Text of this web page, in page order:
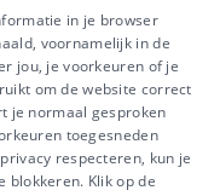
044
in je browser
voornamelijk in de
jou, je voorkeuren of je
om de website correct
je normaal gesproken
toegesneden
respecteren, kun je
blokkeren. Klik op de